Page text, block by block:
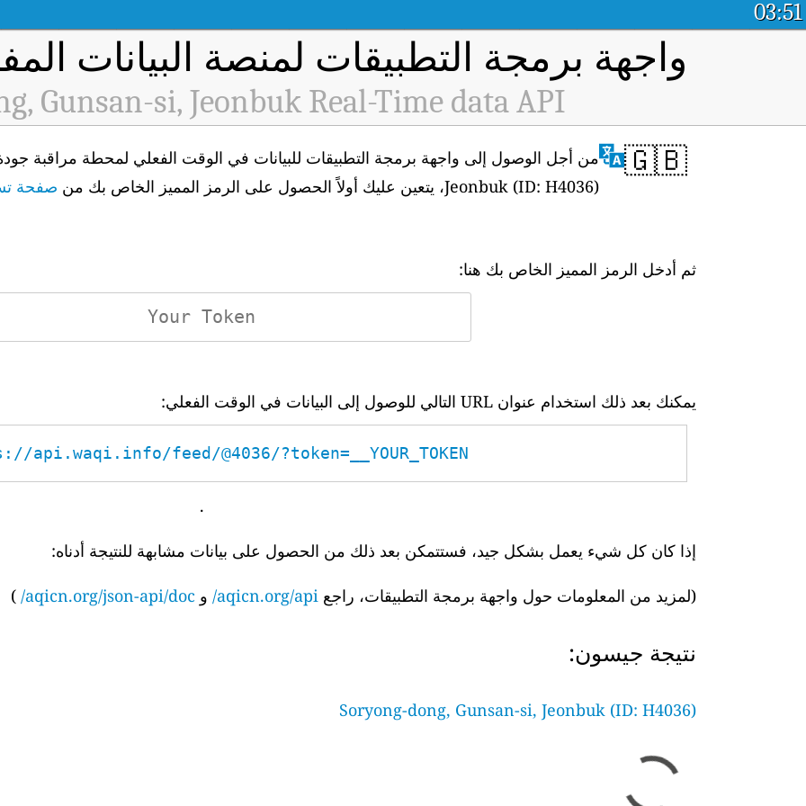
03:51
واجهة برمجة التطبيقات لمنصة البيانات
Gunsan-si, Jeonbuk Real-Time data API
🇬🇧
Jeonbuk (ID: H4036)، يتعين عليك أولاً الحصول على الرمز المميز الخاص بك من صفحة
ثم أدخل الرمز المميز الخاص بك هنا:
يمكنك بعد ذلك استخدام عنوان URL التالي للوصول إلى البيانات في الوقت الفعلي:
api.waqi.info/feed/@4036/?token=__YOUR_TOKEN__
.
إذا كان كل شيء يعمل بشكل جيد، فستتمكن بعد ذلك من الحصول على بيانات مشابهة للنتيجة أدناه:
(لمزيد من المعلومات حول واجهة برمجة التطبيقات، راجع aqicn.org/api/ و aqicn.org/json-api/doc/
)
نتيجة جيسون:
Soryong-dong, Gunsan-si, Jeonbuk (ID: H4036)